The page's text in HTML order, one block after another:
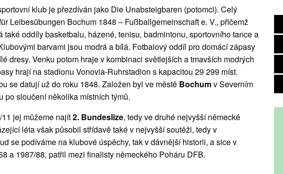
klub je přezdíván jako Die Unabsteigbaren (potomci). Celý
Leibesübungen Bochum 1848 – Fußballgemeinschaft e. V., přičemž
také oddíly basketbalu, házené, tenisu, badmintonu, sportovního tance a
barvami jsou modrá a bílá. Fotbalový oddíl pro domácí zápasy
dresy. Venku potom hraje v kombinaci světlejších a tmavších modrých
hrají na stadionu Vonovia-Ruhrstadion s kapacitou 29 299 míst.
se datují už do roku 1848. Založen byl ve městě Bochumv Severním
po sloučení několika místních týmů.
jej můžeme najít2. Bundeslize, tedy ve druhé nejvyšší německé
léta však působil střídavě také v nejvyšší soutěži, tedy v
se podíváme na klubové úspěchy, tak v dávnější historii, a sice v
a 1987/88, patřil mezi finalisty německého Poháru DFB.